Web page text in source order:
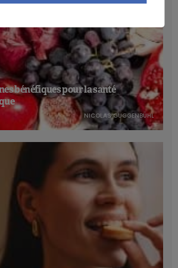
bénéfiques pour la santé
NICOLAS GUGGENBÜHL